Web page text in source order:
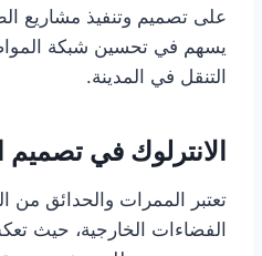
على تصميم وتنفيذ مشاريع
يسهم في تحسين شبكة
التنقل في المدينة.
الانترلوك في
تعتبر الممرات والحدائق من
الفضاءات الخارجية، حيث